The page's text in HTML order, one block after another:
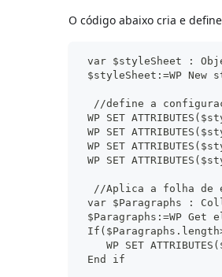
O código abaixo cria e
var $styleSheet :
$styleSheet:=WP
//define a
WP SET
WP SET
WP SET
WP SET
//Aplica a folha de
var $Paragraphs :
$Paragraphs:=WP Get
WP SET
End if